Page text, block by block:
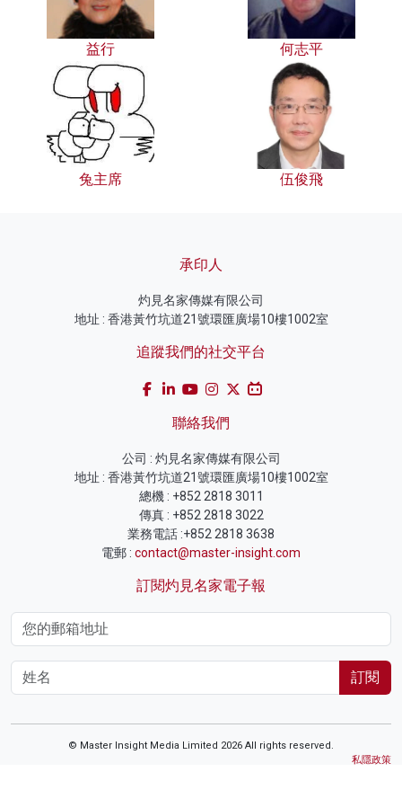
益行 何志平
兔主席 伍俊飛
承印人
灼見名家傳媒有限公司
地址 : 香港黃竹坑道21號環匯廣場10樓1002室
追蹤我們的社交平台
聯絡我們
公司 : 灼見名家傳媒有限公司
地址 : 香港黃竹坑道21號環匯廣場10樓1002室
總機 : +852 2818 3011
傳真 : +852 2818 3022
業務電話 :+852 2818 3638
電郵 : contact@master-insight.com
訂閱灼見名家電子報
訂閱
© Master Insight Media Limited 2026 All rights reserved.
私隱政策